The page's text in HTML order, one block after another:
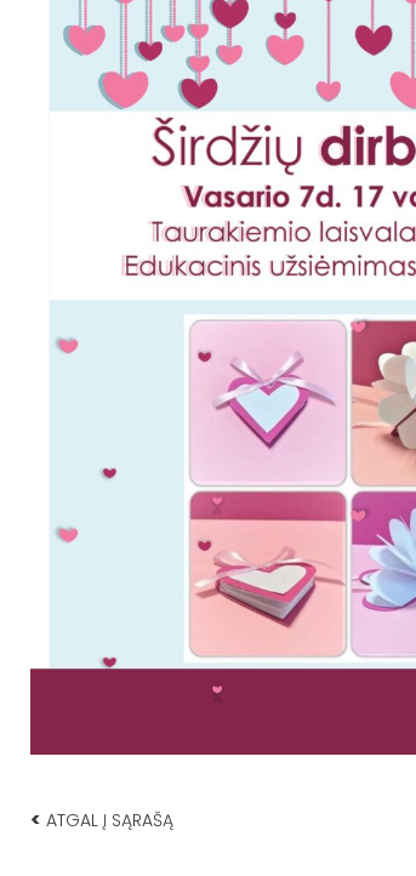
< ATGAL Į SĄRAŠĄ